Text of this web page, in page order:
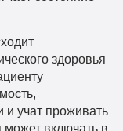
здоровья
учат проживать
может включать в